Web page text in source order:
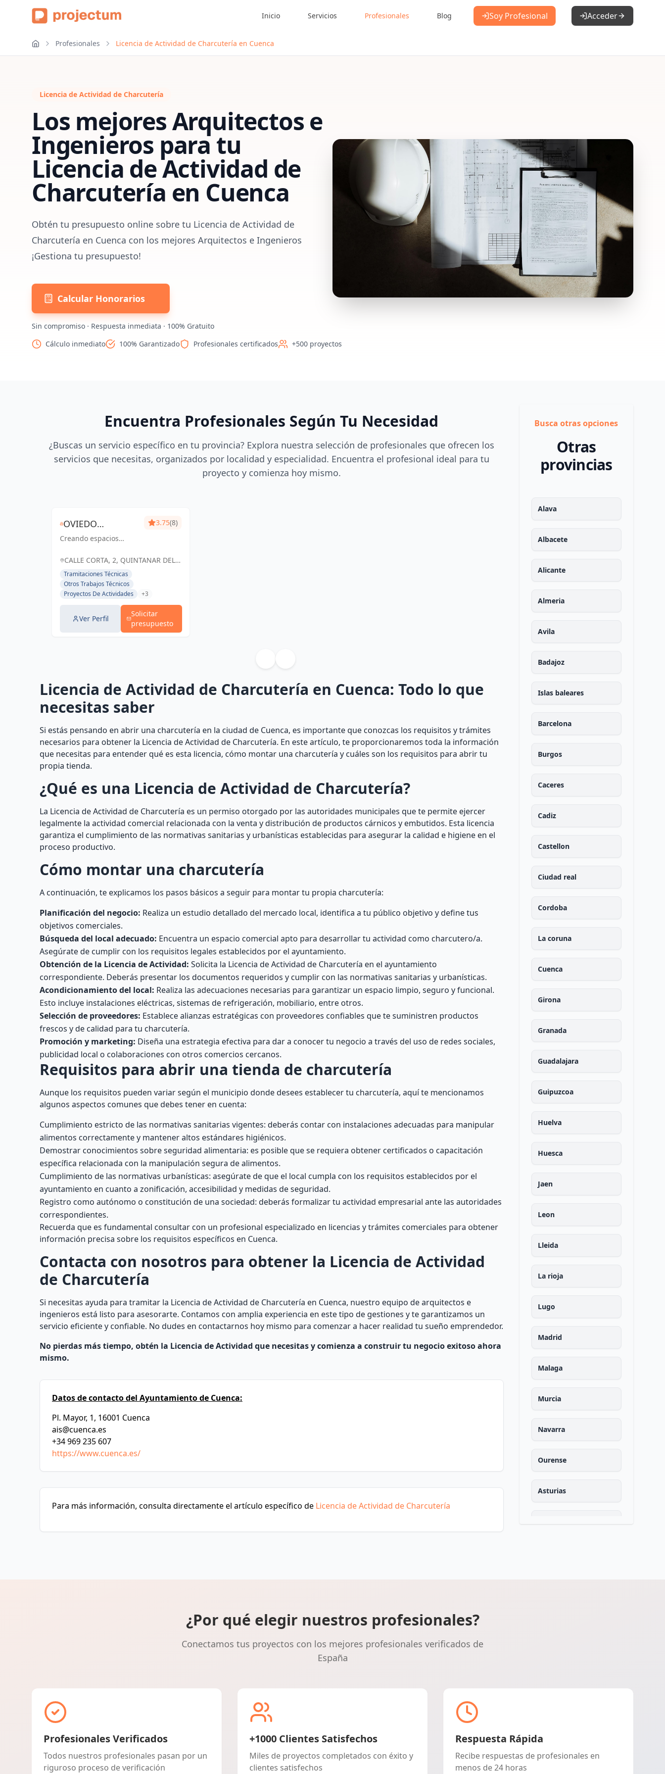
Inicio Servicios Profesionales Blog Soy Profesional Acceder
Profesionales Licencia de Actividad de Charcutería en Cuenca
Licencia de Actividad de Charcutería
Los mejores Arquitectos e
Ingenieros para tu
Licencia de Actividad de
Charcutería en Cuenca
Obtén tu presupuesto online sobre tu Licencia de Actividad de
Charcutería en Cuenca con los mejores Arquitectos e Ingenieros
¡Gestiona tu presupuesto!
Calcular Honorarios
Sin compromiso · Respuesta inmediata · 100% Gratuito
Cálculo inmediato
100% Garantizado Profesionales certificados +500 proyectos
Encuentra Profesionales Según Tu Necesidad
¿Buscas un servicio específico en tu provincia? Explora nuestra selección de profesionales que ofrecen los
servicios que necesitas, organizados por localidad y especialidad. Encuentra el profesional ideal para tu
proyecto y comienza hoy mismo.
OVIEDO
ARQUITECTURA Y
CONSTRUCCIÓN
Creando espacios
inspiran, enriquecen y
Tu visión, nuestra
pasión.
3.75(8)
CALLE CORTA, 2, QUINTANAR DEL
REY, ESPAÑA, España
Tramitaciones Técnicas
Otros Trabajos Técnicos
Proyectos De Actividades
+3
Ver Perfil
Solicitar
presupuesto
Licencia de Actividad de Charcutería en Cuenca: Todo lo que
necesitas saber
Si estás pensando en abrir una charcutería en la ciudad de Cuenca, es importante que conozcas los requisitos y trámites
necesarios para obtener la Licencia de Actividad de Charcutería. En este artículo, te proporcionaremos toda la información
que necesitas para entender qué es esta licencia, cómo montar una charcutería y cuáles son los requisitos para abrir tu
propia tienda.
¿Qué es una Licencia de Actividad de Charcutería?
La Licencia de Actividad de Charcutería es un permiso otorgado por las autoridades municipales que te permite ejercer
legalmente la actividad comercial relacionada con la venta y distribución de productos cárnicos y embutidos. Esta licencia
garantiza el cumplimiento de las normativas sanitarias y urbanísticas establecidas para asegurar la calidad e higiene en el
proceso productivo.
Cómo montar una charcutería
A continuación, te explicamos los pasos básicos a seguir para montar tu propia charcutería:
Planificación del negocio: Realiza un estudio detallado del mercado local, identifica a tu público objetivo y define tus
objetivos comerciales.
Búsqueda del local adecuado: Encuentra un espacio comercial apto para desarrollar tu actividad como charcutero/a.
Asegúrate de cumplir con los requisitos legales establecidos por el ayuntamiento.
Obtención de la Licencia de Actividad: Solicita la Licencia de Actividad de Charcutería en el ayuntamiento
correspondiente. Deberás presentar los documentos requeridos y cumplir con las normativas sanitarias y urbanísticas.
Acondicionamiento del local: Realiza las adecuaciones necesarias para garantizar un espacio limpio, seguro y funcional.
Esto incluye instalaciones eléctricas, sistemas de refrigeración, mobiliario, entre otros.
Selección de proveedores: Establece alianzas estratégicas con proveedores confiables que te suministren productos
frescos y de calidad para tu charcutería.
Promoción y marketing: Diseña una estrategia efectiva para dar a conocer tu negocio a través del uso de redes sociales,
publicidad local o colaboraciones con otros comercios cercanos.
Requisitos para abrir una tienda de charcutería
Aunque los requisitos pueden variar según el municipio donde desees establecer tu charcutería, aquí te mencionamos
algunos aspectos comunes que debes tener en cuenta:
Cumplimiento estricto de las normativas sanitarias vigentes: deberás contar con instalaciones adecuadas para manipular
alimentos correctamente y mantener altos estándares higiénicos.
Demostrar conocimientos sobre seguridad alimentaria: es posible que se requiera obtener certificados o capacitación
específica relacionada con la manipulación segura de alimentos.
Cumplimiento de las normativas urbanísticas: asegúrate de que el local cumpla con los requisitos establecidos por el
ayuntamiento en cuanto a zonificación, accesibilidad y medidas de seguridad.
Registro como autónomo o constitución de una sociedad: deberás formalizar tu actividad empresarial ante las autoridades
correspondientes.
Recuerda que es fundamental consultar con un profesional especializado en licencias y trámites comerciales para obtener
información precisa sobre los requisitos específicos en Cuenca.
Contacta con nosotros para obtener la Licencia de Actividad
de Charcutería
Si necesitas ayuda para tramitar la Licencia de Actividad de Charcutería en Cuenca, nuestro equipo de arquitectos e
ingenieros está listo para asesorarte. Contamos con amplia experiencia en este tipo de gestiones y te garantizamos un
servicio eficiente y confiable. No dudes en contactarnos hoy mismo para comenzar a hacer realidad tu sueño emprendedor.
No pierdas más tiempo, obtén la Licencia de Actividad que necesitas y comienza a construir tu negocio exitoso ahora
mismo.
Datos de contacto del Ayuntamiento de Cuenca:
Pl. Mayor, 1, 16001 Cuenca
ais@cuenca.es
+34 969 235 607
https://www.cuenca.es/
Para más información, consulta directamente el artículo específico de Licencia de Actividad de Charcutería
Busca otras opciones
Otras
provincias
Alava
Albacete
Alicante
Almeria
Avila
Badajoz
Islas baleares
Barcelona
Burgos
Caceres
Cadiz
Castellon
Ciudad real
Cordoba
La coruna
Cuenca
Girona
Granada
Guadalajara
Guipuzcoa
Huelva
Huesca
Jaen
Leon
Lleida
La rioja
Lugo
Madrid
Malaga
Murcia
Navarra
Ourense
Asturias
Sevilla
¿Por qué elegir nuestros profesionales?
Conectamos tus proyectos con los mejores profesionales verificados de
España
Profesionales Verificados
Todos nuestros profesionales pasan por un
riguroso proceso de verificación
+1000 Clientes Satisfechos
Miles de proyectos completados con éxito y
clientes satisfechos
Respuesta Rápida
Recibe respuestas de profesionales en
menos de 24 horas